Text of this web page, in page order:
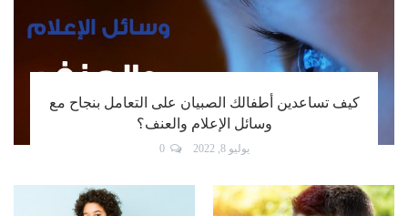
كيف تساعدين أطفالك الصبيان على التعامل بنجاح مع
وسائل الإعلام والعنف؟
يوليو 8, 2022 0